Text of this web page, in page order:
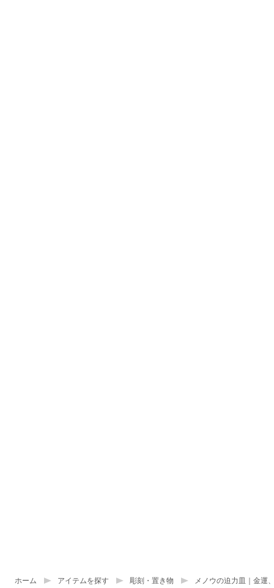
ホーム アイテムを探す 彫刻・置き物 メノウの迫力皿｜金運